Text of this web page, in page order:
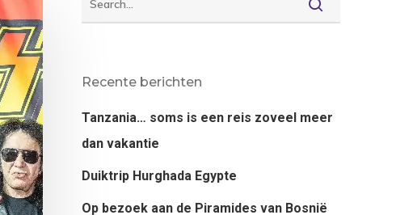
Recente berichten
Tanzania… soms is een reis zoveel meer
dan vakantie
Duiktrip Hurghada Egypte
Op bezoek aan de Piramides van Bosnië